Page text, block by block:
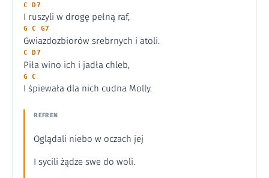
C D7
I ruszyli w drogę pełną raf,
G C G7
Gwiazdozbiorów srebrnych i atoli.
C D7
Piła wino ich i jadła chleb,
G C
I śpiewała dla nich cudna Molly.
REFREN
Oglądali niebo w oczach jej
I sycili żądze swe do woli.